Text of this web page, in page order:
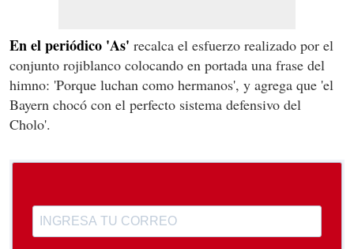
En el periódico 'As' recalca el esfuerzo realizado por el
conjunto rojiblanco colocando en portada una frase del
himno: 'Porque luchan como hermanos', y agrega que 'el
Bayern chocó con el perfecto sistema defensivo del
Cholo'.